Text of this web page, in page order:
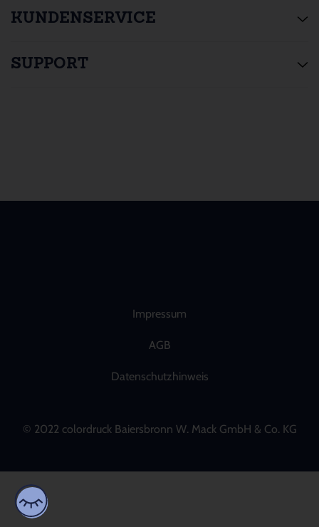
KUNDENSERVICE
SUPPORT
Impressum
AGB
Datenschutzhinweis
© 2022 colordruck Baiersbronn W. Mack GmbH & Co. KG